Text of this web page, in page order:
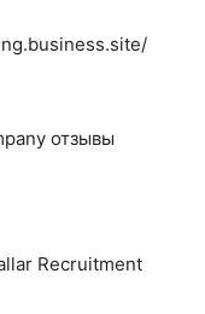
отзывы
Recruitment